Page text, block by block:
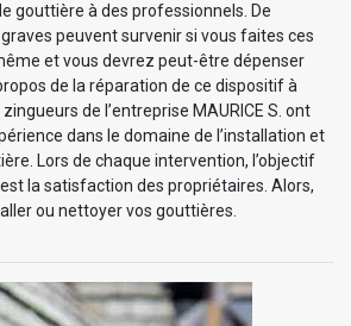
gouttière à des professionnels. De
peuvent survenir si vous faites ces
et vous devrez peut-être dépenser
de la réparation de ce dispositif à
zingueurs de l’entreprise MAURICE S. ont
dans le domaine de l’installation et
Lors de chaque intervention, l’objectif
la satisfaction des propriétaires. Alors,
ou nettoyer vos gouttières.